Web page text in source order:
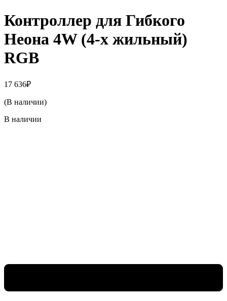
Контроллер для Гибкого
Неона 4W (4-х жильный)
RGB
17 636₽
(В наличии)
В наличии